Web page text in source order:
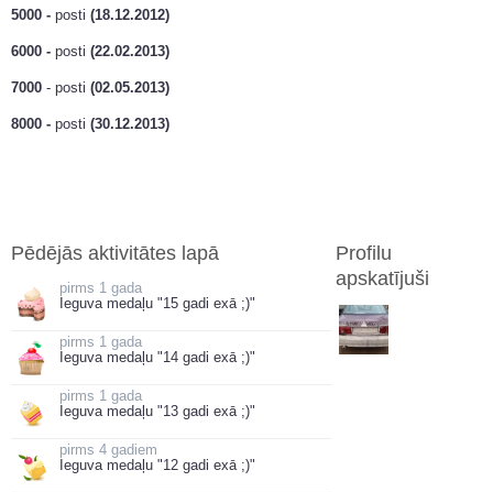
5000 - posti (18.12.2012)
6000 - posti (22.02.2013)
7000 - posti (02.05.2013)
8000 - posti (30.12.2013)
Pēdējās aktivitātes lapā
1 gada
Ieguva medaļu "15 gadi exā ;)"
1 gada
Ieguva medaļu "14 gadi exā ;)"
1 gada
Ieguva medaļu "13 gadi exā ;)"
4 gadiem
Ieguva medaļu "12 gadi exā ;)"
Profilu
apskatījuši